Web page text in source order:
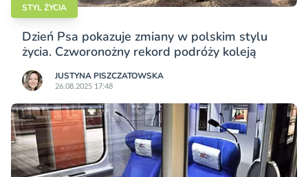
STYL ŻYCIA
Dzień Psa pokazuje zmiany w polskim stylu
życia. Czworonożny rekord podróży koleją
JUSTYNA PISZCZATOWSKA
26.08.2025 17:48